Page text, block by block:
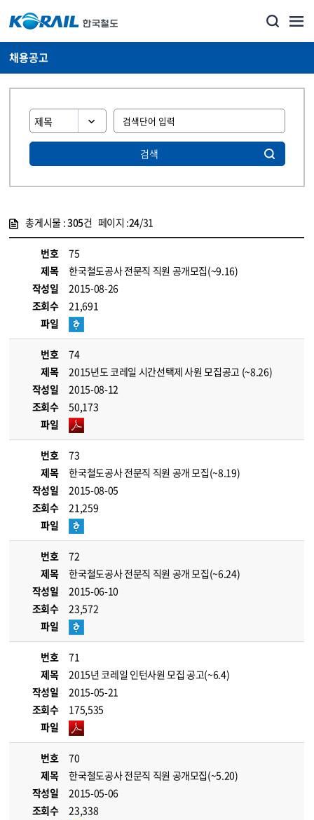
채용공고
검색
총게시물 :305건 페이지 :24/31
번호
75
제목
한국철도공사 전문직 직원 공개모집(~9.16)
작성일
2015-08-26
조회수
21,691
파일
번호
74
제목
2015년도 코레일 시간선택제 사원 모집공고 (~8.26)
작성일
2015-08-12
조회수
50,173
파일
번호
73
제목
한국철도공사 전문직 직원 공개 모집(~8.19)
작성일
2015-08-05
조회수
21,259
파일
번호
72
제목
한국철도공사 전문직 직원 공개 모집(~6.24)
작성일
2015-06-10
조회수
23,572
파일
번호
71
제목
2015년 코레일 인턴사원 모집 공고(~6.4)
작성일
2015-05-21
조회수
175,535
파일
번호
70
제목
한국철도공사 전문직 직원 공개모집(~5.20)
작성일
2015-05-06
조회수
23,338